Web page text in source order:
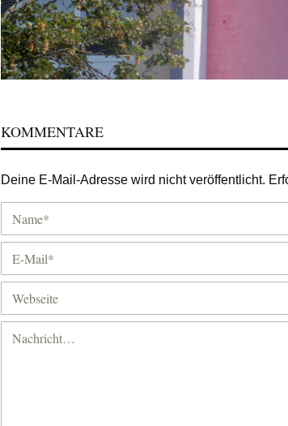
KOMMENTARE
Deine E-Mail-Adresse wird nicht veröffentlicht.